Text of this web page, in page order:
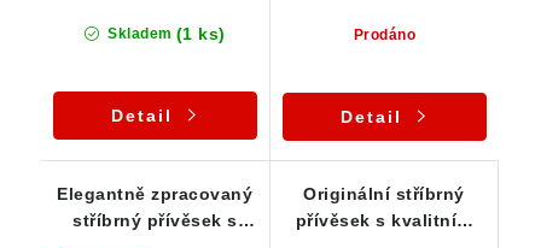
Skladem (1 ks)
Detail
Prodáno
Detail
Elegantně zpracovaný
stříbrný přívěsek s
Originální stříbrný
přívěsek s kvalitním